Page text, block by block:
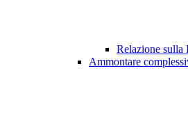
Relazione sulla
Ammontare